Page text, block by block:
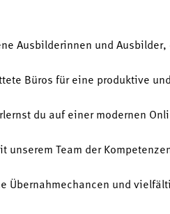
Ausbilderinnen und
Büros für eine produktive
du auf einer modernen
unserem Team der
Übernahmechancen und